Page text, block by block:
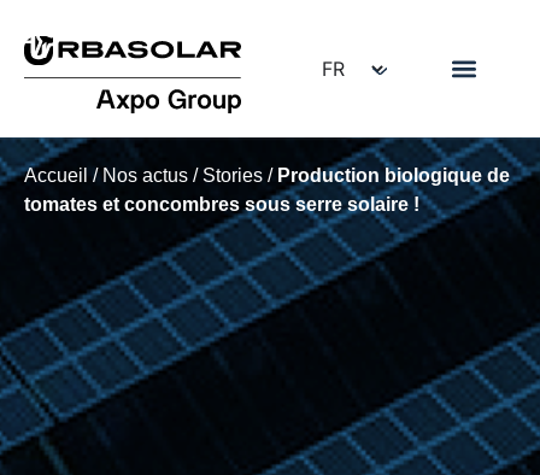
Accueil / Nos actus / Stories / Production biologique de
tomates et concombres sous serre solaire !